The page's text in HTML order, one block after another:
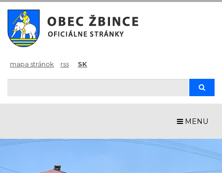
mapa stránok rss SK
MENU